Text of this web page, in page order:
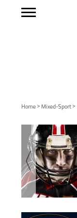
Home > Mixed-Sport >